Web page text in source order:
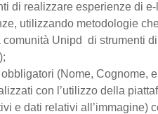
di realizzare esperienze di
utilizzando metodologie
comunità Unipd di strumenti
(Nome, Cognome,
con l’utilizzo della
e dati relativi all’immagine)